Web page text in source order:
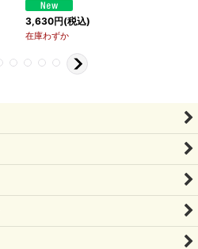
3,630円(税込)
在庫わずか